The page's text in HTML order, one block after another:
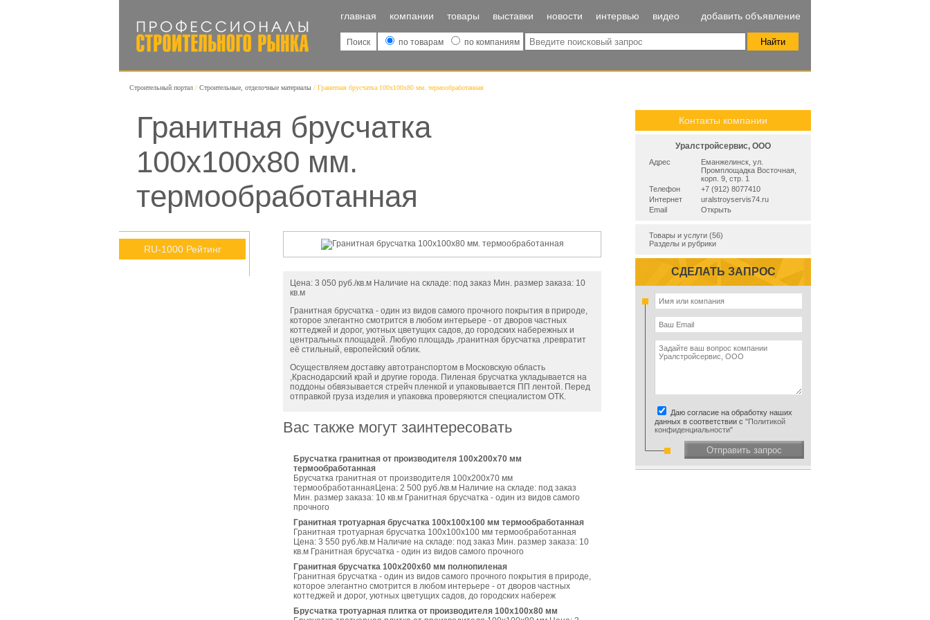
главная компании товары выставки новости интервью видео добавить объявление
Поиск по товарам по компаниям
Строительный портал Строительные, отделочные материалы Гранитная брусчатка 100х100х80 мм. термообработанная
Гранитная брусчатка
100х100х80 мм.
термообработанная
RU-1000 Рейтинг
Цена: 3 050 руб./кв.м Наличие на складе: под заказ Мин. размер заказа: 10
кв.м
Гранитная брусчатка - один из видов самого прочного покрытия в природе,
которое элегантно смотрится в любом интерьере - от дворов частных
коттеджей и дорог, уютных цветущих садов, до городских набережных и
центральных площадей. Любую площадь ,гранитная брусчатка ,превратит
её стильный, европейский облик.
Осуществляем доставку автотранспортом в Московскую область
,Краснодарский край и другие города. Пиленая брусчатка укладывается на
поддоны обвязывается стрейч пленкой и упаковывается ПП лентой. Перед
отправкой груза изделия и упаковка проверяются специалистом ОТК.
Вас также могут заинтересовать
Брусчатка гранитная от производителя 100х200х70 мм
термообработанная
Брусчатка гранитная от производителя 100х200х70 мм
термообработаннаяЦена: 2 500 руб./кв.м Наличие на складе: под заказ
Мин. размер заказа: 10 кв.м Гранитная брусчатка - один из видов самого
прочного
Гранитная тротуарная брусчатка 100х100х100 мм термообработанная
Гранитная тротуарная брусчатка 100х100х100 мм термообработанная
Цена: 3 550 руб./кв.м Наличие на складе: под заказ Мин. размер заказа: 10
кв.м Гранитная брусчатка - один из видов самого прочного
Гранитная брусчатка 100х200х60 мм полнопиленая
Гранитная брусчатка - один из видов самого прочного покрытия в природе,
которое элегантно смотрится в любом интерьере - от дворов частных
коттеджей и дорог, уютных цветущих садов, до городских набереж
Брусчатка тротуарная плитка от производителя 100х100х80 мм
Контакты компании
Уралстройсервис, ООО
Адрес
Еманжелинск, ул.
Промплощадка Восточная,
корп. 9, стр. 1
Телефон
+7 (912) 8077410
Интернет
uralstroyservis74.ru
Email
Открыть
Товары и услуги (56)
Разделы и рубрики
СДЕЛАТЬ ЗАПРОС
Даю согласие на обработку наших
данных в соответствии с "Политикой
конфиденциальности"
Отправить запрос